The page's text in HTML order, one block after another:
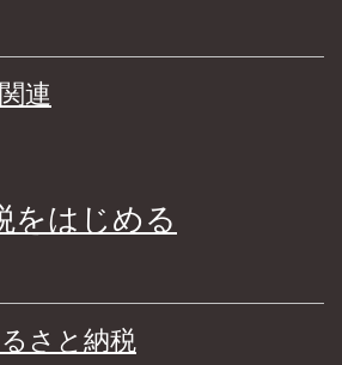
連
をはじめる
さと納税